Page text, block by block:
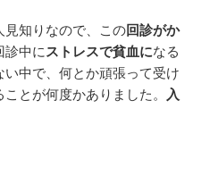
見知りなので、この回診がか
診中に ストレスで貧血になる
中で、何とか頑張って受け
とが何度かありました。
入